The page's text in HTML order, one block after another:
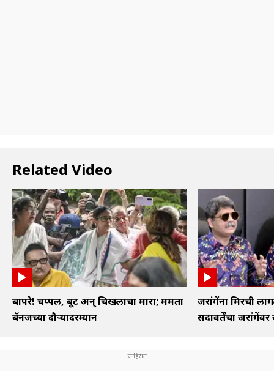
Related Video
बापरे! चप्पल, बूट अन् चिखलाचा मारा; ममता
बॅनर्जींच्या दौऱ्यादरम्यान
जरांगेंना मिरची
सदावर्तेंचा